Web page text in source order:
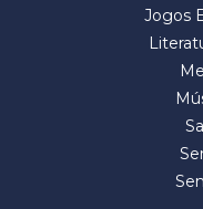
Jogos